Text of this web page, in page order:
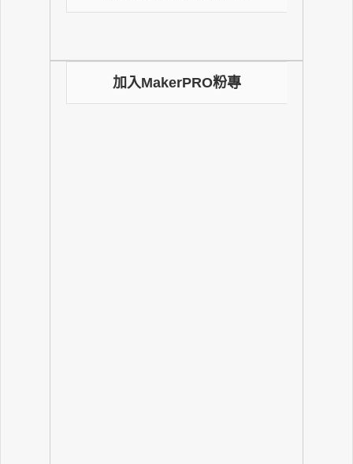
加入MakerPRO粉專